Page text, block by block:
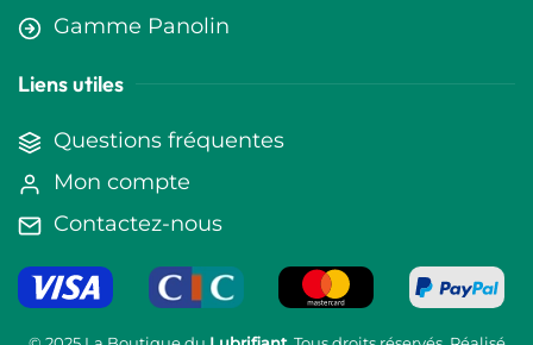
Gamme Panolin
Liens utiles
Questions fréquentes
Mon compte
Contactez-nous